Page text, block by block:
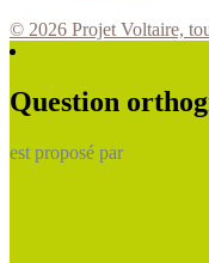
© 2026 Projet Voltaire,
Question
est proposé par